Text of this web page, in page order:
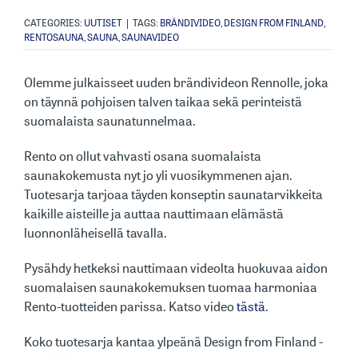
CATEGORIES: UUTISET | TAGS: BRÄNDIVIDEO,DESIGN FROM FINLAND,
RENTOSAUNA,SAUNA,SAUNAVIDEO
Olemme julkaisseet uuden brändivideon Rennolle, joka
on täynnä pohjoisen talven taikaa sekä perinteistä
suomalaista saunatunnelmaa.
Rento on ollut vahvasti osana suomalaista
saunakokemusta nyt jo yli vuosikymmenen ajan.
Tuotesarja tarjoaa täyden konseptin saunatarvikkeita
kaikille aisteille ja auttaa nauttimaan elämästä
luonnonläheisellä tavalla.
Pysähdy hetkeksi nauttimaan videolta huokuvaa aidon
suomalaisen saunakokemuksen tuomaa harmoniaa
Rento-tuotteiden parissa. Katso videotästä.
Koko tuotesarja kantaa ylpeänä Design from Finland -